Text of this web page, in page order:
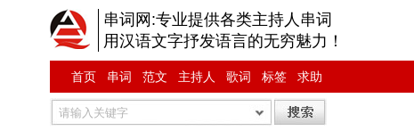
串词网:专业提供各类主持人串词
用汉语文字抒发语言的无穷魅力！
首页 串词 范文 主持人 歌词 标签 求助